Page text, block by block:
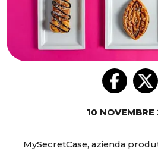
10 NOVEMBRE
MySecretCase, azienda